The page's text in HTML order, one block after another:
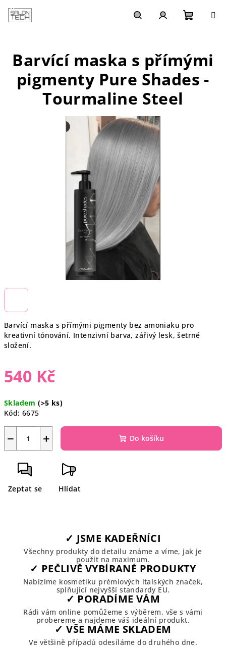
obsah
košík
Barvící maska s přímými pigmenty bez amoniaku pro
kreativní tónování. Intenzivní barva, zářivý lesk, šetrné
složení.
540 Kč
cena:
Skladem(>5 ks)
Kód: 6675
+
− Do košíku
Zeptat se Hlídat
Barvící maska s přímými
pigmenty Pure Shades -
Tourmaline Steel
✓ JSME KADEŘNÍCI
Všechny produkty do detailu známe a víme, jak je
použít na maximum.
✓ PEČLIVĚ VYBÍRANÉ PRODUKTY
Nabízíme kosmetiku prémiových italských značek,
splňující nejvyšší standardy EU.
✓ PORADÍME VÁM
Rádi vám online pomůžeme s výběrem, vše s vámi
probereme a najdeme váš ideální produkt.
✓ VŠE MÁME SKLADEM
Ve většině případů odesíláme do druhého dne.